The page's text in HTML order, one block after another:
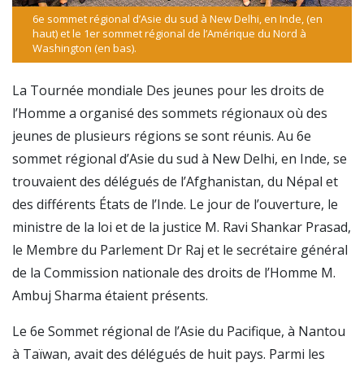
6e sommet régional d’Asie du sud à New Delhi, en Inde, (en
haut) et le 1er sommet régional de l’Amérique du Nord à
Washington (en bas).
La Tournée mondiale Des jeunes pour les droits de
l’Homme a organisé des sommets régionaux où des
jeunes de plusieurs régions se sont réunis. Au 6e
sommet régional d’Asie du sud à New Delhi, en Inde, se
trouvaient des délégués de l’Afghanistan, du Népal et
des différents États de l’Inde. Le jour de l’ouverture, le
ministre de la loi et de la justice M. Ravi Shankar Prasad,
le Membre du Parlement Dr Raj et le secrétaire général
de la Commission nationale des droits de l’Homme M.
Ambuj Sharma étaient présents.
Le 6e Sommet régional de l’Asie du Pacifique, à Nantou
à Taïwan, avait des délégués de huit pays. Parmi les